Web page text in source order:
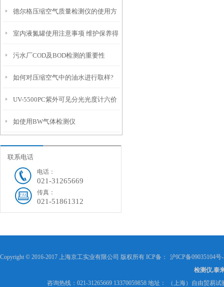
德尔格压缩空气质量检测仪的使用方
法
室内液氮罐使用注意事项 维护保养得
当可延长使用寿命
污水厂COD及BOD检测的重要性
如何对压缩空气中的油水进行取样?
德尔格压缩空气质量检测仪！
UV-5500PC紫外可见分光光度计六价
铬的测试
如使用BW气体检测仪
联系电话
电话：
021-31265669
传真：
021-51861312
Copyright © 2016-2017 上海京工实业有限公司 版权所有 ICP备：
沪ICP备09035104号
检测仪,泰
咨询热线：021-31265669 13370059858 地址： （上海）自由贸易